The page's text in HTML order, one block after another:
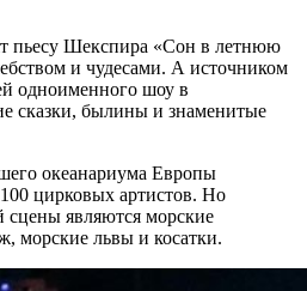
пьесу Шекспира «Сон в летнюю
и чудесами. А источником
одноименного шоу в
сказки, былины и знаменитые
океанариума Европы
цирковых артистов. Но
сцены являются морские
морские львы и косатки.